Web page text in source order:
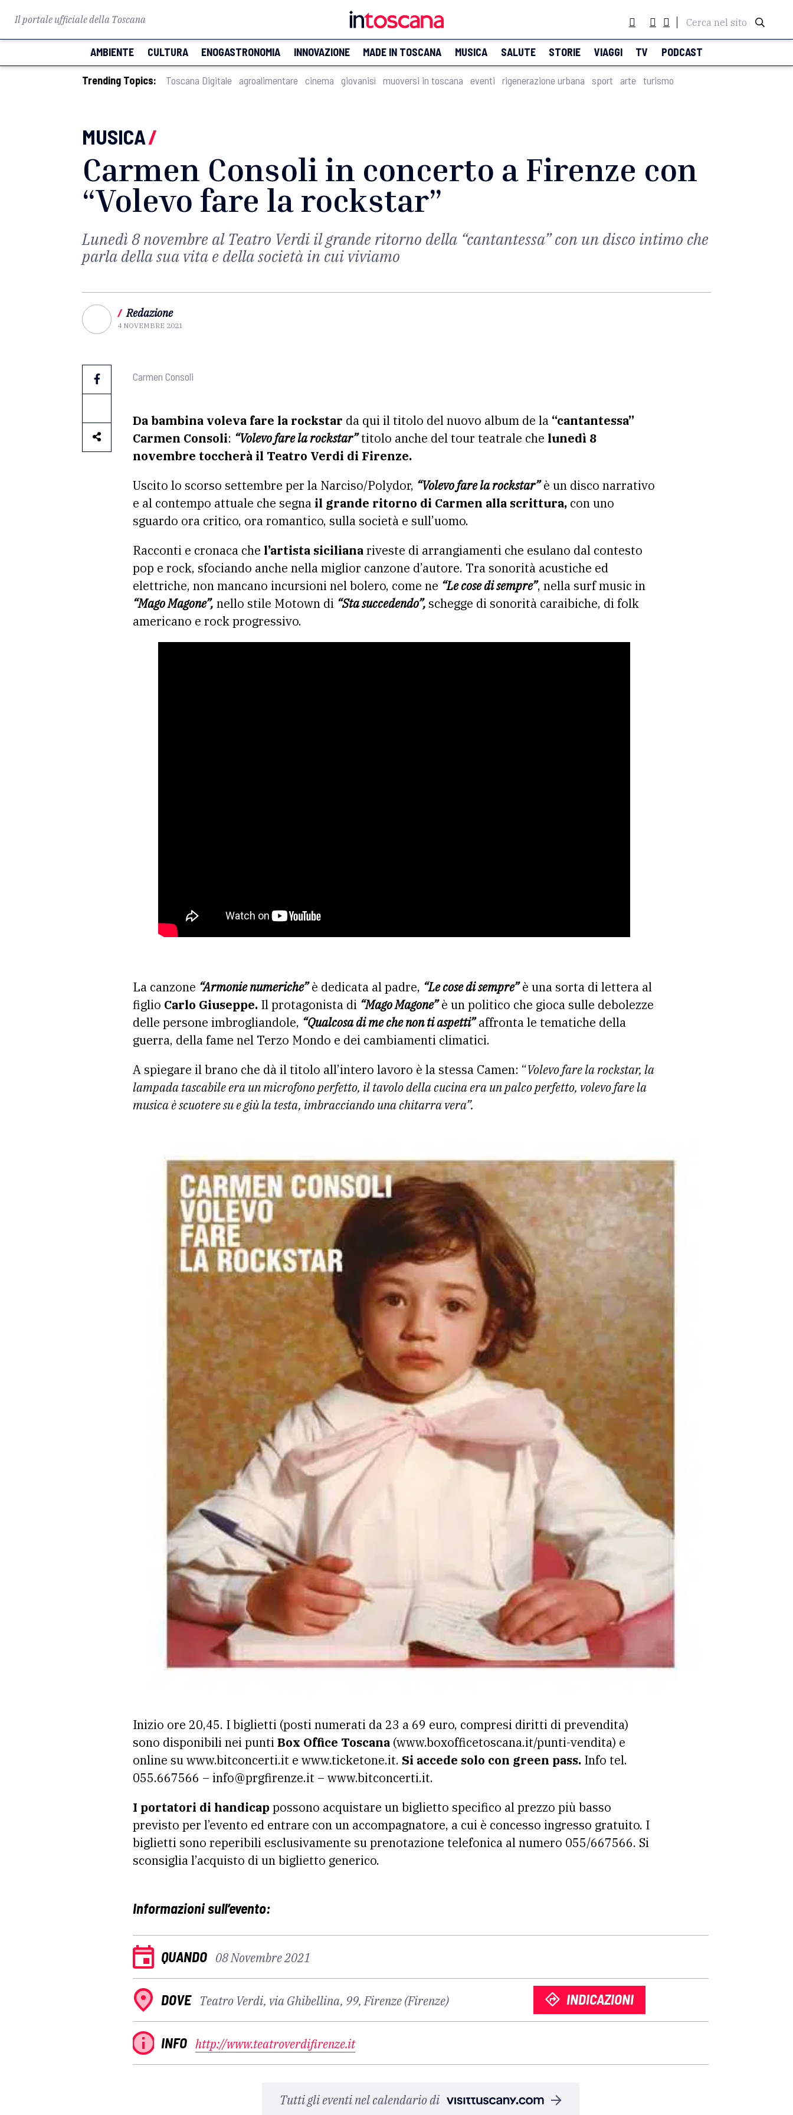
Il portale ufficiale della Toscana Cerca nel sito
AMBIENTE CULTURA ENOGASTRONOMIA INNOVAZIONE MADE IN TOSCANA MUSICA SALUTE STORIE VIAGGI TV PODCAST
Trending Topics: Toscana Digitale agroalimentare cinema giovanisì muoversi in toscana eventi rigenerazione urbana sport arte turismo
MUSICA/
Carmen Consoli in concerto a Firenze con
“Volevo fare la rockstar”
Lunedì 8 novembre al Teatro Verdi il grande ritorno della “cantantessa” con un disco intimo che
parla della sua vita e della società in cui viviamo
/ Redazione
4 NOVEMBRE 2021
Carmen Consoli
Da bambina voleva fare la rockstar da qui il titolo del nuovo album de la “cantantessa”
Carmen Consoli: “Volevo fare la rockstar”titolo anche del tour teatrale che lunedì 8
novembre toccherà il Teatro Verdi di Firenze.
Uscito lo scorso settembre per la Narciso/Polydor, “Volevo fare la rockstar”è un disco narrativo
e al contempo attuale che segna il grande ritorno di Carmen alla scrittura, con uno
sguardo ora critico, ora romantico, sulla società e sull’uomo.
Racconti e cronaca che l’artista sicilianariveste di arrangiamenti che esulano dal contesto
pop e rock, sfociando anche nella miglior canzone d’autore. Tra sonorità acustiche ed
elettriche, non mancano incursioni nel bolero, come ne “Le cose di sempre”, nella surf music in
“Mago Magone”, nello stile Motown di “Sta succedendo”, schegge di sonorità caraibiche, di folk
americano e rock progressivo.
La canzone “Armonie numeriche”è dedicata al padre, “Le cose di sempre”è una sorta di lettera al
figlio Carlo Giuseppe. Il protagonista di “Mago Magone”è un politico che gioca sulle debolezze
delle persone imbrogliandole, “Qualcosa di me che non ti aspetti”affronta le tematiche della
guerra, della fame nel Terzo Mondo e dei cambiamenti climatici.
A spiegare il brano che dà il titolo all’intero lavoro è la stessa Camen: “Volevo fare la rockstar, la
lampada tascabile era un microfono perfetto, il tavolo della cucina era un palco perfetto, volevo fare la
musica è scuotere su e giù la testa, imbracciando una chitarra vera”.
Inizio ore 20,45. I biglietti (posti numerati da 23 a 69 euro, compresi diritti di prevendita)
sono disponibili nei punti Box Office Toscana (www.boxofficetoscana.it/punti-vendita) e
online su www.bitconcerti.it e www.ticketone.it. Si accede solo con green pass. Info tel.
055.667566 – info@prgfirenze.it – www.bitconcerti.it.
I portatori di handicappossono acquistare un biglietto specifico al prezzo più basso
previsto per l’evento ed entrare con un accompagnatore, a cui è concesso ingresso gratuito. I
biglietti sono reperibili esclusivamente su prenotazione telefonica al numero 055/667566. Si
sconsiglia l’acquisto di un biglietto generico.
Informazioni sull’evento:
QUANDO 08 Novembre 2021
DOVE Teatro Verdi, via Ghibellina, 99, Firenze (Firenze) INDICAZIONI
INFO http://www.teatroverdifirenze.it
Tutti gli eventi nel calendario di